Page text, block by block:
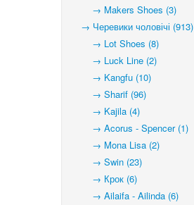
→ Makers Shoes (3)
→ Черевики чоловічі (913)
→ Lot Shoes (8)
→ Luck Line (2)
→ Kangfu (10)
→ Sharif (96)
→ Kajila (4)
→ Acorus - Spencer (1)
→ Mona Lisa (2)
→ Swin (23)
→ Крок (6)
→ Ailaifa - Ailinda (6)